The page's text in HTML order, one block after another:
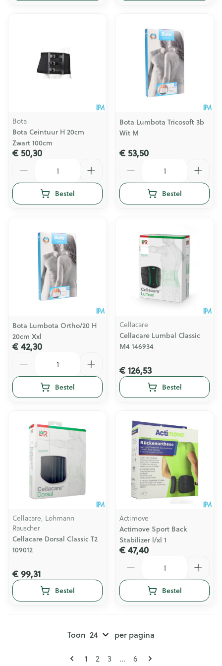
Bota
Bota Ceintuur H 20cm
Zwart 100cm
€ 50,30
Bestel
Bota Lumbota Tricosoft 3b
Wit M
€ 53,50
Bestel
Bota Lumbota Ortho/20 H
20cm Xxl
€ 42,30
Bestel
Cellacare
Cellacare Lumbal Classic
M4 146934
€ 126,53
Bestel
Cellacare, Lohmann
Rauscher
Cellacare Dorsal Classic T2
109012
€ 99,31
Bestel
Actimove
Actimove Sport Back
Stabilizer l/xl 1
€ 47,40
Bestel
Pagina's
U lees momenteel pagina
1 Pagina
2 Pagina
3 ... Pagina
6
Toon per pagina